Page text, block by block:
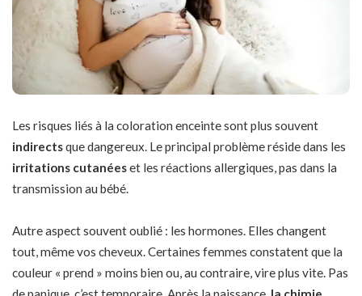
Les risques liés à la coloration enceinte sont plus souvent
indirectsque dangereux. Le principal problème réside dans les
irritations cutanéeset les réactions allergiques, pas dans la
transmission au bébé.
Autre aspect souvent oublié : les hormones. Elles changent
tout, même vos cheveux. Certaines femmes constatent que la
couleur « prend » moins bien ou, au contraire, vire plus vite. Pas